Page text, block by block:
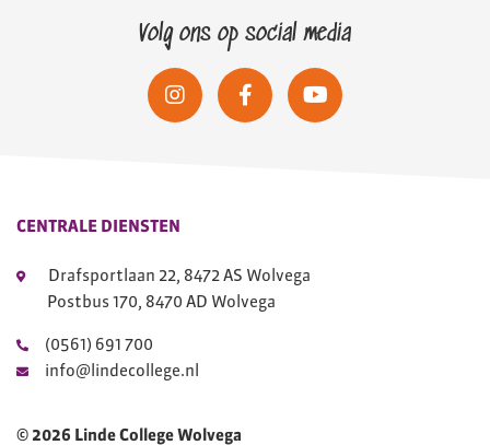
Volg ons op social media
CENTRALE DIENSTEN
Drafsportlaan 22, 8472 AS Wolvega
Postbus 170, 8470 AD Wolvega
(0561) 691 700
info@lindecollege.nl
© 2026 Linde College Wolvega